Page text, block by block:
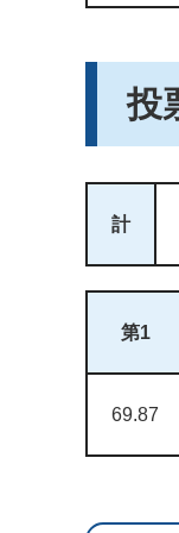
投
計
第1
69.87